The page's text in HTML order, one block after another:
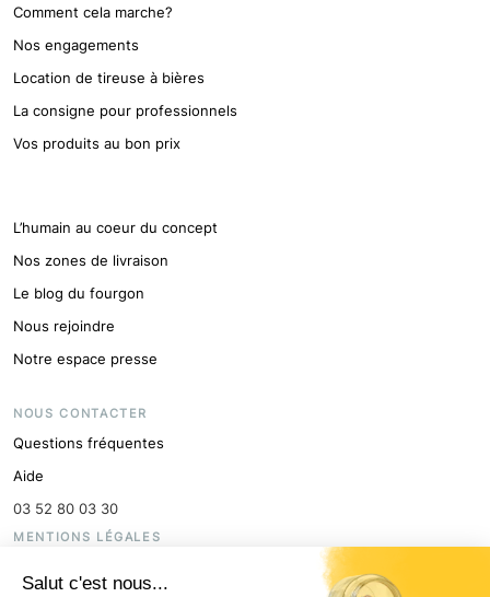
Salut c'est nous...
Comment cela marche?
Nos engagements
Location de tireuse à bières
La consigne pour professionnels
Vos produits au bon prix
L’humain au coeur du concept
Nos zones de livraison
Le blog du fourgon
Nous rejoindre
Notre espace presse
NOUS CONTACTER
Questions fréquentes
Aide
03 52 80 03 30
MENTIONS LÉGALES